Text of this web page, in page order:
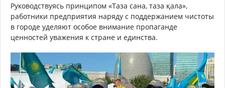
Руководствуясь принципом «Таза сана, таза қала»,
работники предприятия наряду с поддержанием чистоты
в городе уделяют особое внимание пропаганде
ценностей уважения к стране и единства.